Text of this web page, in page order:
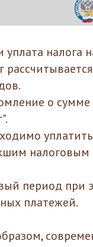
уплата
о
период при
платежей.